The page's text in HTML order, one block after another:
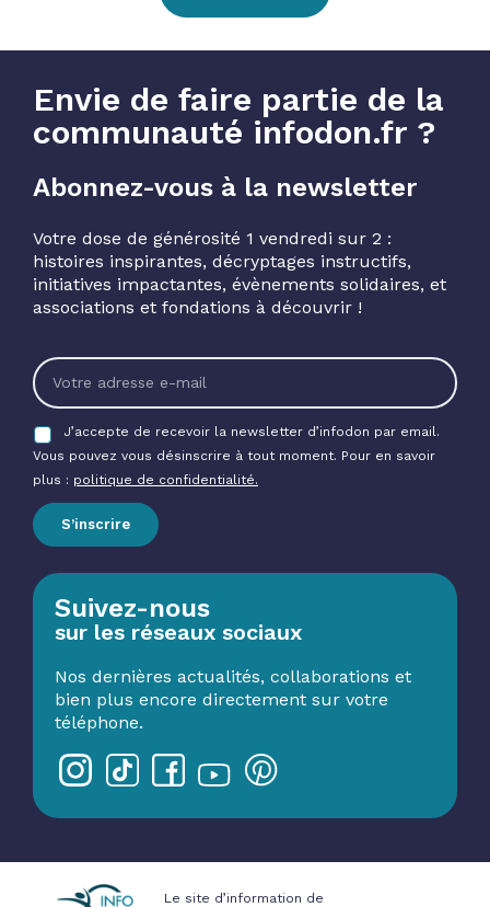
Envie de faire partie de la
communauté infodon.fr ?
Abonnez-vous à la newsletter
Votre dose de générosité 1 vendredi sur 2 :
histoires inspirantes, décryptages instructifs,
initiatives impactantes, évènements solidaires, et
associations et fondations à découvrir !
J’accepte de recevoir la newsletter d’infodon par email.
Vous pouvez vous désinscrire à tout moment. Pour en savoir
plus : politique de confidentialité.
S’inscrire
Suivez-nous
sur les réseaux sociaux
Nos dernières actualités, collaborations et
bien plus encore directement sur votre
téléphone.
Le site d’information de